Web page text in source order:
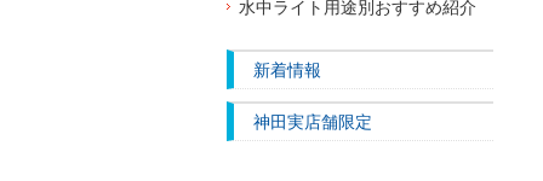
水中ライト用途別おすすめ紹介
新着情報
神田実店舗限定